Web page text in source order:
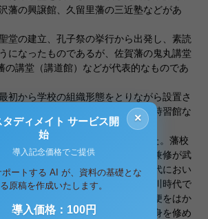
藩の興譲館、久留里藩の三近塾などがあ
堂の建立、孔子祭の挙行から出発し、素読
になったものであるが、佐賀藩の鬼丸講堂
の講堂（講道館）などが代表的なものであ
初から学校の組織形態をとりながら設置さ
道館、高田藩の修道館、熊本藩の時習館な
国に255校、ほぼ全藩につくられた。藩校
して、まず徳川時代において文武兼修が武
が重要である。この思想は鎌倉時代におい
文武両道の形式が一定したのは徳川時代で
事のおいては文字を知り、日用の便をはか
知り、人情に通じ、成敗に鑑みて身を修め
×
ディメイト サービス開
始
導入記念価格でご提供
ートする AI が、資料の基礎とな
る原稿を作成いたします。
導入価格：100円